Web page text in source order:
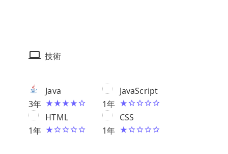
技術
3年
Java
1年
JavaScript
1年
HTML
1年
CSS